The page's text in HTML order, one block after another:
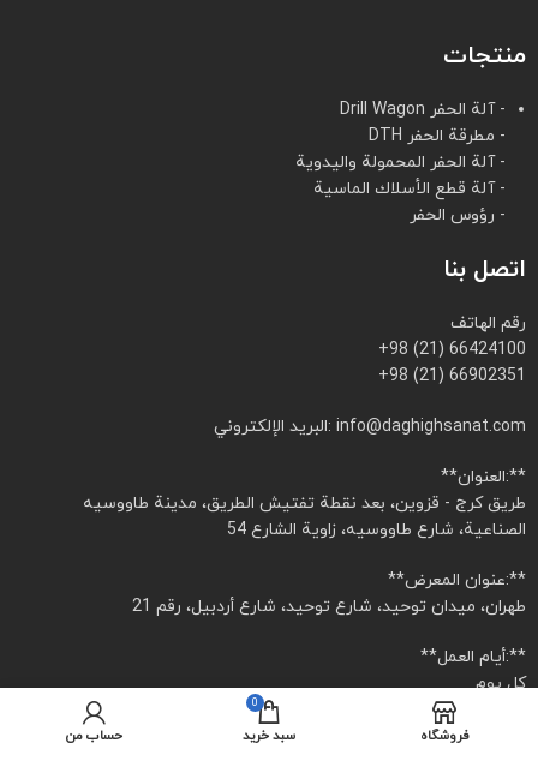
منتجات
- آلة الحفر Drill Wagon
- مطرقة الحفر DTH
- آلة الحفر المحمولة واليدوية
- آلة قطع الأسلاك الماسية
- رؤوس الحفر
اتصل بنا
رقم الهاتف
+98 (21) 66424100
+98 (21) 66902351
البريد الإلكتروني: info@daghighsanat.com
**العنوان:**
طريق كرج - قزوين، بعد نقطة تفتيش الطريق، مدينة طاووسيه
الصناعية، شارع طاووسيه، زاوية الشارع 54
**عنوان المعرض:**
طهران، ميدان توحيد، شارع توحيد، شارع أردبيل، رقم 21
**أيام العمل:**
كل يوم
فروشگاه
0
سبد خرید حساب من